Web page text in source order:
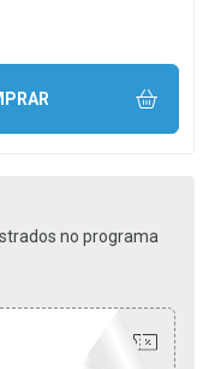
UNIDADE
no programa